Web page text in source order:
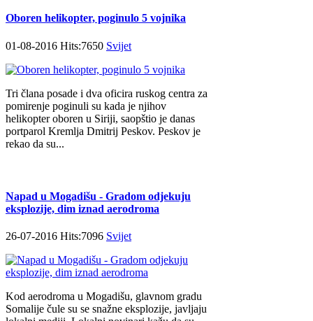
Oboren helikopter, poginulo 5 vojnika
01-08-2016 Hits:7650 Svijet
Tri člana posade i dva oficira ruskog centra za
pomirenje poginuli su kada je njihov
helikopter oboren u Siriji, saopštio je danas
portparol Kremlja Dmitrij Peskov. Peskov je
rekao da su...
Napad u Mogadišu - Gradom odjekuju
eksplozije, dim iznad aerodroma
26-07-2016 Hits:7096 Svijet
Kod aerodroma u Mogadišu, glavnom gradu
Somalije čule su se snažne eksplozije, javljaju